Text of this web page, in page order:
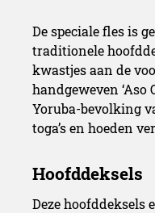
De speciale fles is
traditionele
kwastjes aan de
handgeweven ‘Aso
Yoruba-bevolking
toga’s en hoeden
Deze hoofddeksels